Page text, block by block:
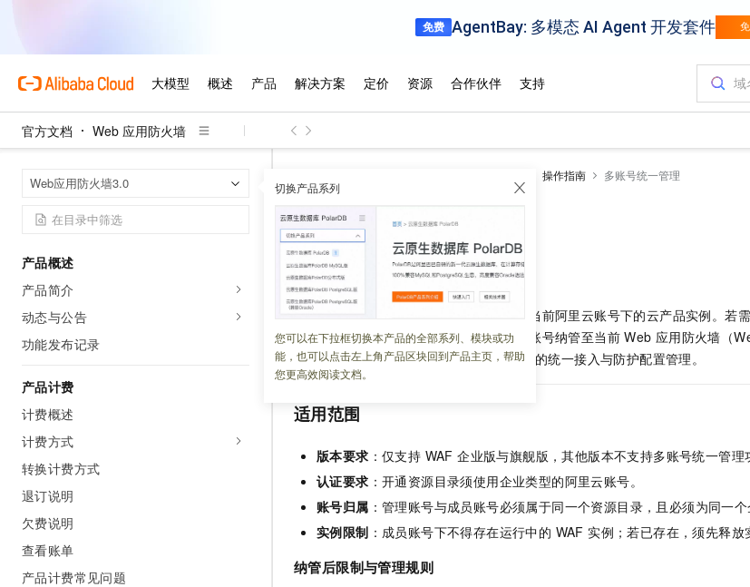
官方文档 Web 应用防火墙
Web应用防火墙3.0 切换产品系列
您可以在下拉框切换本产品的全部系列、模块或功
能，也可以点击左上角产品区块回到产品主页，帮助
您更高效阅读文档。
产品概述
产品简介
动态与公告
功能发布记录
产品计费
计费概述
计费方式
转换计费方式
退订说明
欠费说明
查看账单
产品计费常见问题
操作指南 多账号统一管理
多账号统一管理
更新时间： 2026-06-23 11:10:17
使用云产品接入方式时，默认仅支持接入当前阿里云账号下的云产品实例。若
例，须配置多账号统一管理功能，将目标账号纳管至当前Web 应用防火墙（
WAF）体系下，以实现跨账号云产品实例的统一接入与防护配置管理。
适用范围
版本要求 ：仅支持 WAF 企业版与旗舰版，其他版本不支持多账号统一管理
认证要求 ：开通资源目录须使用企业类型的阿里云账号。
账号归属 ：管理账号与成员账号必须属于同一个资源目录，且必须为同一个
实例限制 ：成员账号下不得存在运行中的 WAF 实例；若已存在，须先释放
纳管后限制与管理规则